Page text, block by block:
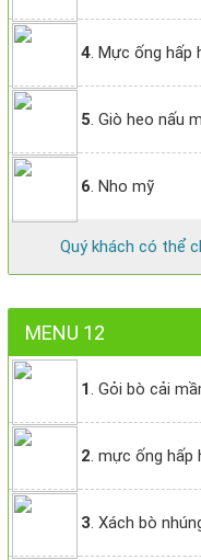
4. Mực ống hấp
5. Giò heo nấu
6. Nho mỹ
Quý khách có thể
MENU 12
1. Gỏi bò cải
2. mực ống hấp
3. Xách bò